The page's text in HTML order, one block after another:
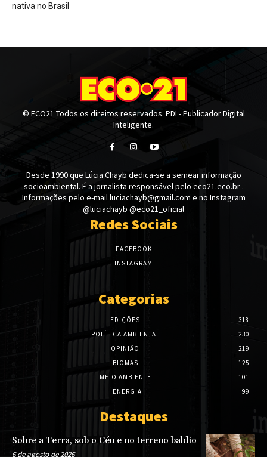
nativa no Brasil
© ECO21 Todos os direitos reservados. PDI - Publicador Digital
Inteligente.
Desde 1990 que Lúcia Chayb dedica-se a semear informação
socioambiental. É a jornalista responsável pelo eco21.eco.br .
Informações pelo e-mail luciachayb@gmail.com e no Instagram
@luciachayb @eco21_oficial
Redes Sociais
FACEBOOK
INSTAGRAM
Categorias
EDIÇÕES
318
POLÍTICA AMBIENTAL
230
OPINIÃO
219
BIOMAS
125
MEIO AMBIENTE
101
ENERGIA
99
Destaques
Sobre a Terra, sob o Céu e no terreno baldio
6 de agosto de 2026